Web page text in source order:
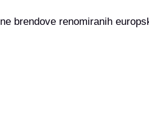
brendove renomiranih